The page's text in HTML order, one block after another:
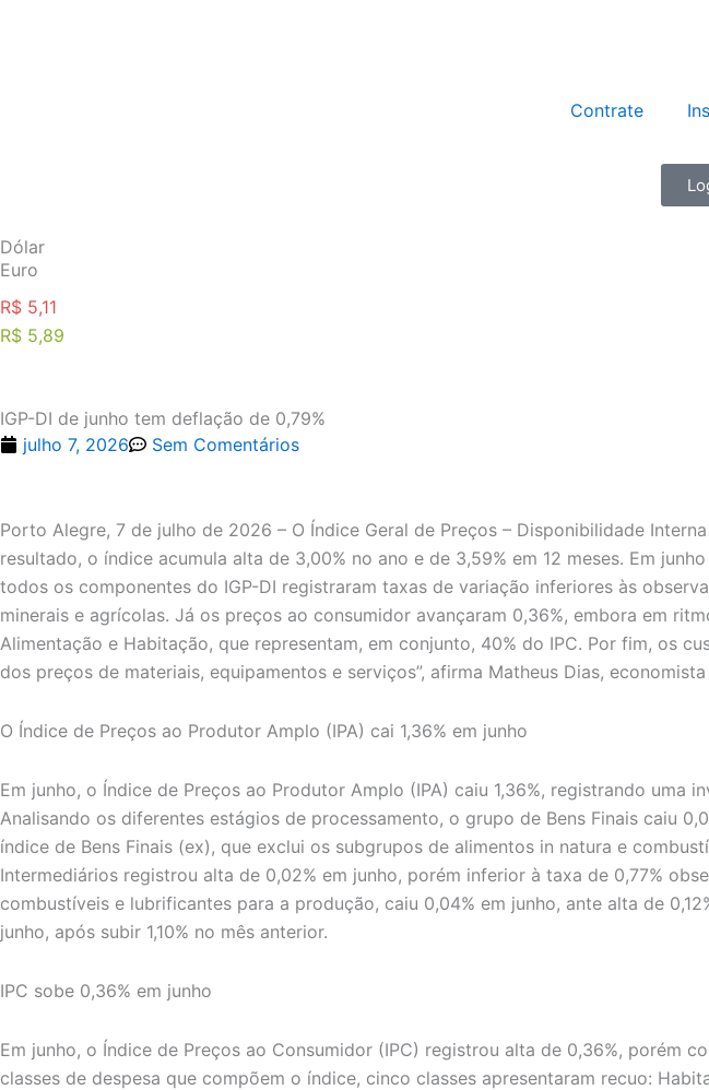
Contrate
Dólar
Euro
R$ 5,11
R$ 5,89
IGP-DI de junho tem deflação de 0,79%
julho 7, 2026
Sem Comentários
Porto Alegre, 7 de julho de 2026 – O Índice Geral de Preços – Disponibilidade
resultado, o índice acumula alta de 3,00% no ano e de 3,59% em 12 meses. Em
todos os componentes do IGP-DI registraram taxas de variação inferiores às
minerais e agrícolas. Já os preços ao consumidor avançaram 0,36%, embora em
Alimentação e Habitação, que representam, em conjunto, 40% do IPC. Por fim, os
dos preços de materiais, equipamentos e serviços”, afirma Matheus Dias, economista
O Índice de Preços ao Produtor Amplo (IPA) cai 1,36% em junho
Em junho, o Índice de Preços ao Produtor Amplo (IPA) caiu 1,36%, registrando
Analisando os diferentes estágios de processamento, o grupo de Bens Finais caiu
índice de Bens Finais (ex), que exclui os subgrupos de alimentos in natura e
Intermediários registrou alta de 0,02% em junho, porém inferior à taxa de 0,77%
combustíveis e lubrificantes para a produção, caiu 0,04% em junho, ante alta de
junho, após subir 1,10% no mês anterior.
IPC sobe 0,36% em junho
Em junho, o Índice de Preços ao Consumidor (IPC) registrou alta de 0,36%, porém
classes de despesa que compõem o índice, cinco classes apresentaram recuo: